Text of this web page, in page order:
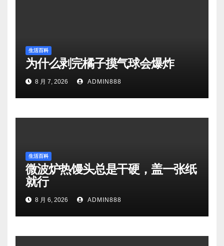
生活百科
为什么剥完橘子摸气球会爆炸
8 月 7, 2026 ADMIN888
生活百科
微波炉热馒头总是干硬，盖一张纸
就行
8 月 6, 2026 ADMIN888